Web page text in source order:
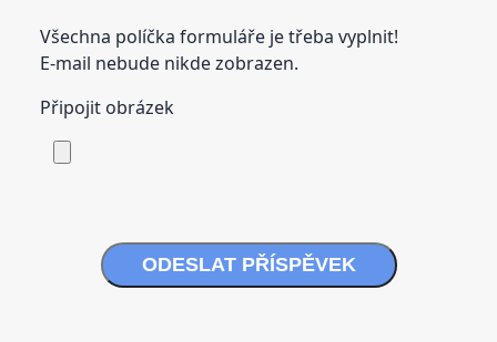
Všechna políčka formuláře je třeba vyplnit!
E-mail nebude nikde zobrazen.
Připojit obrázek
ODESLAT PŘÍSPĚVEK